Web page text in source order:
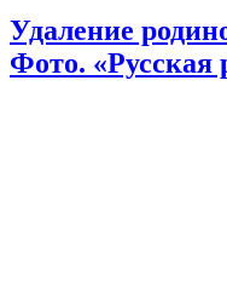
Удаление
Фото. «Русская